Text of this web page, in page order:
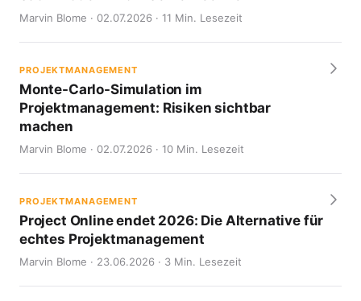
Marvin Blome · 02.07.2026 · 11 Min. Lesezeit
PROJEKTMANAGEMENT
Monte-Carlo-Simulation im
Projektmanagement: Risiken sichtbar
machen
Marvin Blome · 02.07.2026 · 10 Min. Lesezeit
PROJEKTMANAGEMENT
Project Online endet 2026: Die Alternative für
echtes Projektmanagement
Marvin Blome · 23.06.2026 · 3 Min. Lesezeit